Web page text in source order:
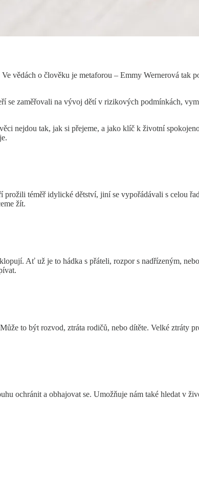
vědách o člověku je metaforou – Emmy Wernerová tak
se zaměřovali na vývoj dětí v rizikových podmínkách,
nejdou tak, jak si přejeme, a jako klíč k životní
téměř idylické dětství, jiní se vypořádávali s celou
žít.
Ať už je to hádka s přáteli, rozpor s nadřízeným,
to být rozvod, ztráta rodičů, nebo dítěte. Velké ztráty
ochránit a obhajovat se. Umožňuje nám také hledat v